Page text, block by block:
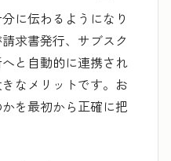
に伝わるようになり
求書発行、サブスク
と自動的に連携され
なメリットです。お
を最初から正確に把